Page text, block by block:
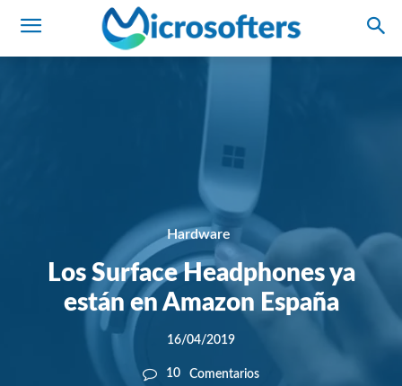
Hardware
Los Surface Headphones ya
están en Amazon España
16/04/2019
10 Comentarios